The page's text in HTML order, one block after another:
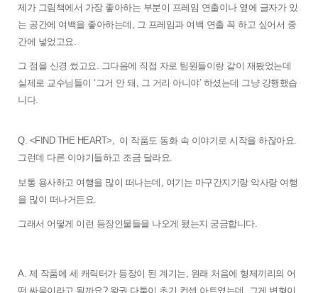
제가 그림책에서 가장 좋아하는 부분이 프레임 연출이나 옆에 글자가 있
는 공간에 여백을 좋아하는데, 그 프레임과 여백 연출 꼭 하고 싶어서 중
간에 넣었고요.
그 점을 신경 썼고요. 그다음에 직접 자로 팀원들이랑 같이 재봤었는데
실제로 교수님들이 ‘그거 안 돼, 그 거리 아니야’ 하셨는데 그냥 강행했습
니다.
Q. <FIND THE HEART>,  이 작품도 동화 속 이야기로 시작을 하잖아요.
그런데 다른 이야기들하고 조금 달라요.
보통 용사하고 여행을 많이 떠나는데, 여기는 마구간지기랑 악사랑 여행
을 많이 떠나거든요.
그래서 어떻게 이런 등장인물들을 나오게 됐는지 궁금합니다.
A. 제 작품에 세 캐릭터가 등장이 된 계기는, 원래 처음에 형제끼리의 어
떤 싸움이라고 될까요? 왕권 다툼이 초기 컨셉 아트였는데, 그게 변형이